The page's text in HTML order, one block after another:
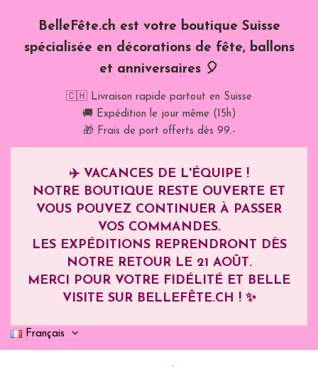
BelleFête.ch est votre boutique Suisse
spécialisée en décorations de fête, ballons
et anniversaires 🎈
🇨🇭 Livraison rapide partout en Suisse
🚚 Expédition le jour même (15h)
🎁 Frais de port offerts dès 99.-
✈️ VACANCES DE L'ÉQUIPE !
NOTRE BOUTIQUE RESTE OUVERTE ET
VOUS POUVEZ CONTINUER À PASSER
VOS COMMANDES.
LES EXPÉDITIONS REPRENDRONT DÈS
NOTRE RETOUR LE 21 AOÛT.
MERCI POUR VOTRE FIDÉLITÉ ET BELLE
VISITE SUR BELLEFÊTE.CH ! ✨
Français